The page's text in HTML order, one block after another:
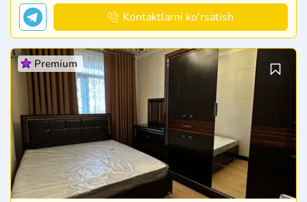
Kontaktlarni ko'rsatish
Premium